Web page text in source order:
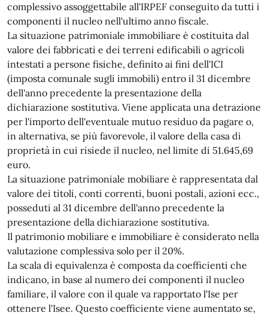
complessivo assoggettabile all'IRPEF conseguito da tutti i
componenti il nucleo nell'ultimo anno fiscale.
La situazione patrimoniale immobiliare è costituita dal
valore dei fabbricati e dei terreni edificabili o agricoli
intestati a persone fisiche, definito ai fini dell'ICI
(imposta comunale sugli immobili) entro il 31 dicembre
dell'anno precedente la presentazione della
dichiarazione sostitutiva. Viene applicata una detrazione
per l'importo dell'eventuale mutuo residuo da pagare o,
in alternativa, se più favorevole, il valore della casa di
proprietà in cui risiede il nucleo, nel limite di 51.645,69
euro.
La situazione patrimoniale mobiliare è rappresentata dal
valore dei titoli, conti correnti, buoni postali, azioni ecc.,
posseduti al 31 dicembre dell'anno precedente la
presentazione della dichiarazione sostitutiva.
Il patrimonio mobiliare e immobiliare è considerato nella
valutazione complessiva solo per il 20%.
La scala di equivalenza è composta da coefficienti che
indicano, in base al numero dei componenti il nucleo
familiare, il valore con il quale va rapportato l'Ise per
ottenere l'Isee. Questo coefficiente viene aumentato se,